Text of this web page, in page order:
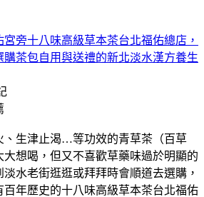
宮旁十八味高級草本茶台北福佑總店，
茶包自用與送禮的新北淡水漢方養生
、生津止渴…等功效的青草茶（百草
想喝，但又不喜歡草藥味過於明顯的
水老街逛逛或拜拜時會順道去選購，
年歷史的十八味高級草本茶台北福佑